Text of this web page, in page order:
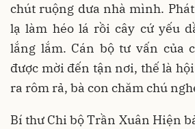
chút ruộng dưa nhà mình.
lạ làm héo lá rồi cây cứ yếu
lắng lắm. Cán bộ tư vấn của
được mời đến tận nơi, thế là
ra rôm rả, bà con chăm chú
Bí thư Chi bộ Trần Xuân Hiện